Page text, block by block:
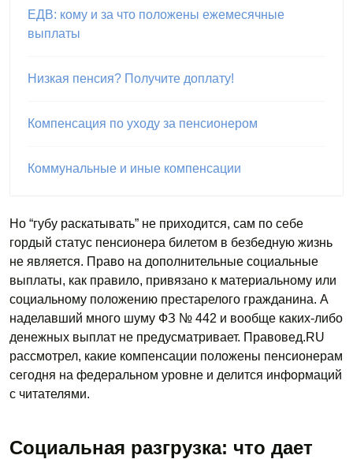
ЕДВ: кому и за что положены ежемесячные
выплаты
Низкая пенсия? Получите доплату!
Компенсация по уходу за пенсионером
Коммунальные и иные компенсации
Но “губу раскатывать” не приходится, сам по себе
гордый статус пенсионера билетом в безбедную жизнь
не является. Право на дополнительные социальные
выплаты, как правило, привязано к материальному или
социальному положению престарелого гражданина. А
наделавший много шуму ФЗ № 442 и вообще каких-либо
денежных выплат не предусматривает. Правовед.RU
рассмотрел, какие компенсации положены пенсионерам
сегодня на федеральном уровне и делится информаций
с читателями.
Социальная разгрузка: что дает